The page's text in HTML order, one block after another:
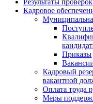
Результаты проверок
Кадровое
Приказы
Кадровый
вакантной
Оплата труда
Меры